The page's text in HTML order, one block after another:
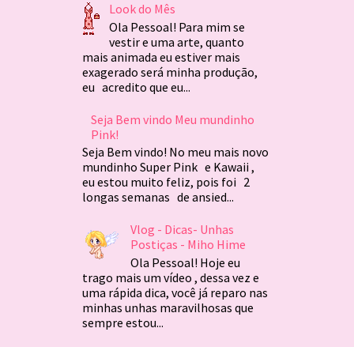
Look do Mês
Ola Pessoal! Para mim se
vestir e uma arte, quanto
mais animada eu estiver mais
exagerado será minha produção,
eu acredito que eu...
Seja Bem vindo Meu mundinho
Pink!
Seja Bem vindo! No meu mais novo
mundinho Super Pink e Kawaii ,
eu estou muito feliz, pois foi 2
longas semanas de ansied...
Vlog - Dicas- Unhas
Postiças - Miho Hime
Ola Pessoal! Hoje eu
trago mais um vídeo , dessa vez e
uma rápida dica, você já reparo nas
minhas unhas maravilhosas que
sempre estou...